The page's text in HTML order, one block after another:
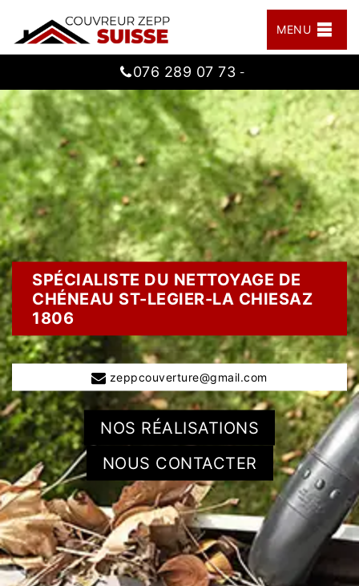
MENU
076 289 07 73 -
SPÉCIALISTE DU NETTOYAGE DE
CHÉNEAU ST-LEGIER-LA CHIESAZ
1806
zeppcouverture@gmail.com
NOS RÉALISATIONS
NOUS CONTACTER